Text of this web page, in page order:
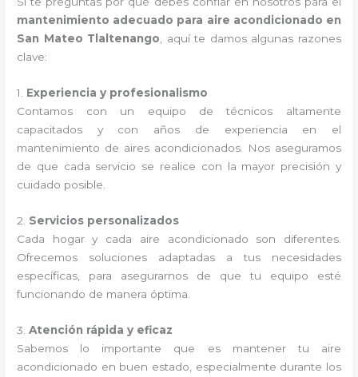
mantenimiento adecuado para aire acondicionado en
San Mateo Tlaltenango , aquí te damos algunas razones
clave:
1. Experiencia y profesionalismo
Contamos con un equipo de técnicos altamente
capacitados y con años de experiencia en el
mantenimiento de aires acondicionados. Nos aseguramos
de que cada servicio se realice con la mayor precisión y
cuidado posible.
2. Servicios personalizados
Cada hogar y cada aire acondicionado son diferentes.
Ofrecemos soluciones adaptadas a tus necesidades
específicas, para asegurarnos de que tu equipo esté
funcionando de manera óptima.
3.Atención rápida y eficaz
Sabemos lo importante que es mantener tu aire
acondicionado en buen estado, especialmente durante los